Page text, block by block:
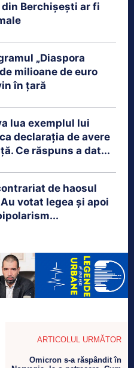
Berchișești ar fi
„Diaspora
milioane de euro
în țară
lua exemplul lui
declarația de avere
Ce răspuns a dat...
de haosul
votat legea și apoi
ARTICOLUL URMĂTOR
Omicron s-a răspândit în